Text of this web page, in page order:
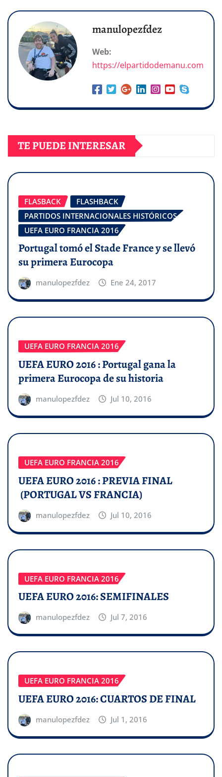
manulopezfdez
Web:
https://elpartidodemanu.com
TE PUEDE INTERESAR
FLASBACK
FLASHBACK
PARTIDOS INTERNACIONALES HISTÓRICOS
UEFA EURO FRANCIA 2016
Portugal tomó el Stade France y se llevó
su primera Eurocopa
manulopezfdez Ene 24, 2017
UEFA EURO FRANCIA 2016
UEFA EURO 2016 : Portugal gana la
primera Eurocopa de su historia
manulopezfdez Jul 10, 2016
UEFA EURO FRANCIA 2016
UEFA EURO 2016 : PREVIA FINAL
(PORTUGAL VS FRANCIA)
manulopezfdez Jul 10, 2016
UEFA EURO FRANCIA 2016
UEFA EURO 2016: SEMIFINALES
manulopezfdez Jul 7, 2016
UEFA EURO FRANCIA 2016
UEFA EURO 2016: CUARTOS DE FINAL
manulopezfdez Jul 1, 2016